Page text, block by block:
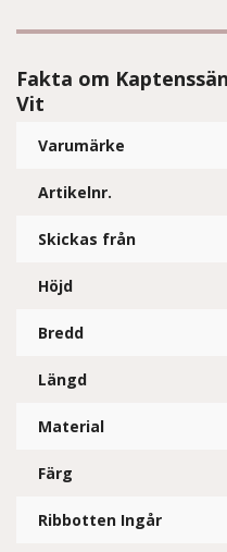
Fakta om
Vit
Varumärke
Artikelnr.
Skickas från
Höjd
Bredd
Längd
Material
Färg
Ribbotten Ingår